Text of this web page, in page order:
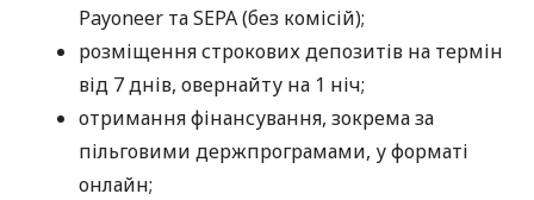
Payoneer та SEPA (без комісій);
розміщення строкових депозитів на термін
від 7 днів, овернайту на 1 ніч;
отримання фінансування, зокрема за
пільговими держпрограмами, у форматі
онлайн;